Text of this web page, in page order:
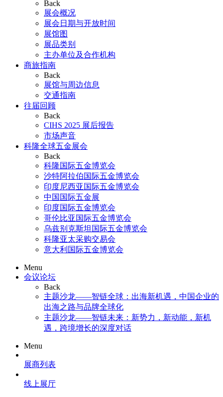
Back
展会概况
展会日期与开放时间
展馆图
展品类别
主办单位及合作机构
商旅指南
Back
展馆与周边信息
交通指南
往届回顾
Back
CIHS 2025 展后报告
市场声音
科隆全球五金展会
Back
科隆国际五金博览会
沙特阿拉伯国际五金博览会
印度尼西亚国际五金博览会
中国国际五金展
印度国际五金博览会
哥伦比亚国际五金博览会
乌兹别克斯坦国际五金博览会
科隆亚太采购交易会
意大利国际五金博览会
Menu
会议论坛
Back
主题沙龙——智链全球：出海新机遇，中国企业的
出海之路与品牌全球化
主题沙龙——智链未来：新势力，新动能，新机
遇，跨境增长的深度对话
Menu
展商列表
线上展厅